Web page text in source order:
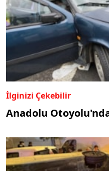
İlginizi Çekebilir
Anadolu